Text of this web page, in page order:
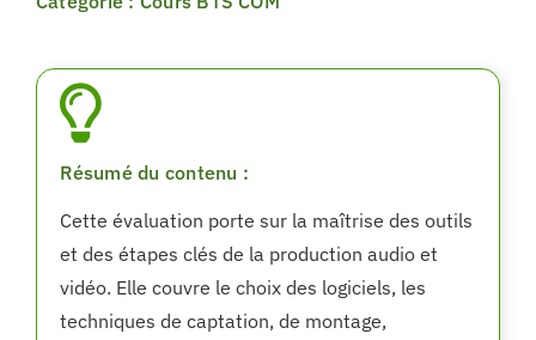
Résumé du contenu :
Cette évaluation porte sur la maîtrise des outils
et des étapes clés de la production audio et
vidéo. Elle couvre le choix des logiciels, les
techniques de captation, de montage,